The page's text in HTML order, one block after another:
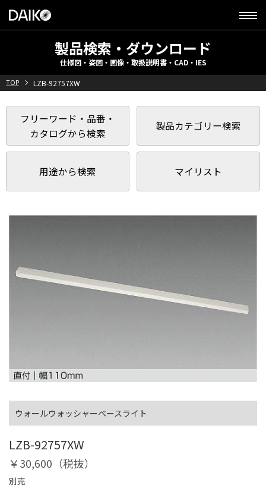
製品検索・ダウンロード
仕様図・姿図・画像・取扱説明書・CAD・IES
TOP LZB-92757XW
フリーワード・品番・
カタログから検索
製品カテゴリー検索
用途から検索 マイリスト
ウォールウォッシャーベースライト
LZB-92757XW
￥30,600（税抜）
別売